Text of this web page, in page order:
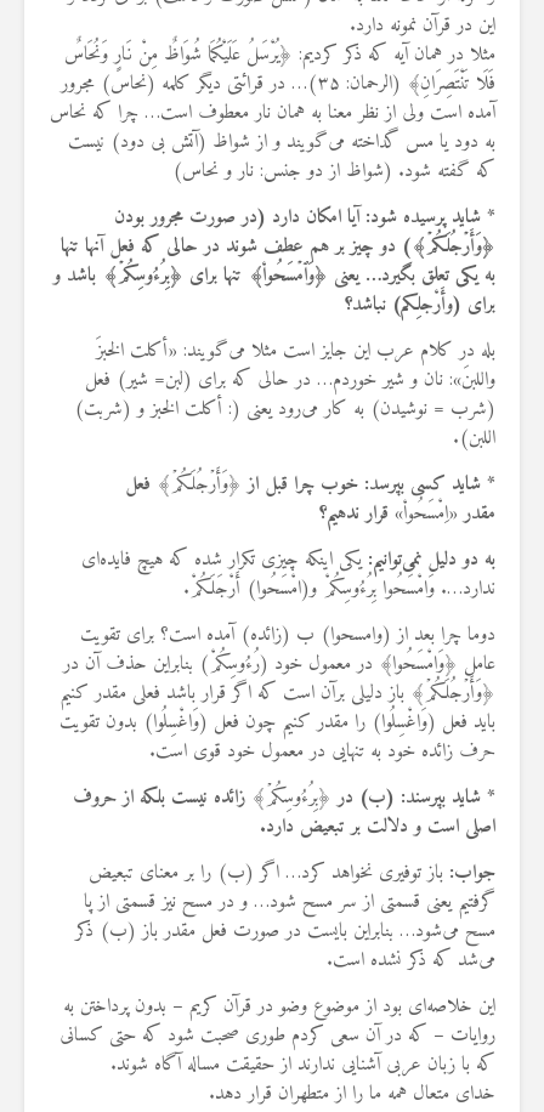
این در قرآن نمونه دارد.
مثلا در همان آیه که ذکر کردیم: ﴿یُرْسَلُ عَلَیْکُمَا شُوَاظٌ مِنْ نَارٍ وَنُحَاسٌ
فَلَا تَنْتَصِرَانِ﴾ (الرحمان: ۳۵)… در قرائتی دیگر کلمه (نحاس) مجرور
آمده است ولی از نظر معنا به همان نار معطوف است… چرا که نحاس
به دود یا مس گداخته می‌گویند و از شواظ (آتش بی دود) نیست
که گفته شود. (شواظ از دو جنس: نار و نحاس)
*شاید پرسیده شود: آیا امکان دارد (در صورت مجرور بودن
﴿وَأَرۡجُلَکُمۡ﴾) دو چیز بر هم عطف شوند در حالی که فعل آنها تنها
به یکی تعلق بگیرد… یعنی ﴿وَٱمۡسَحُواْ﴾ تنها برای ﴿بِرُءُوسِکُمۡ﴾ باشد و
برای (وأَرْجلِکم) نباشد؟
بله در کلام عرب این جایز است مثلا می‌گویند: «أکلت الخبزَ
واللبنَ»: نان و شیر خوردم… در حالی که برای (لبن= شیر) فعل
(شرب = نوشیدن) به کار می‌رود یعنی (: أکلت الخبز و (شربت)
اللبن).
*شاید کسی بپرسد: خوب چرا قبل از﴿وَأَرۡجُلَکُمۡ﴾ فعل
مقدر«اِمْسَحُواْ» قرار ندهیم؟
به دو دلیل نمی‌توانیم:یکی اینکه چیزی تکرار شده که هیچ فایده‌ای
ندارد…. وَامْسَحُوا بِرُءُوسِکُمْ و(امْسَحُوا) أَرْجَلَکُمْ.
دوما چرا بعد از (وامسحوا) ب (زائده) آمده است؟ برای تقویت
عامل ﴿وَامْسَحُوا﴾ در معمول خود (رُءُوسِکُمْ) بنابراین حذف آن در
﴿وَأَرۡجُلَکُمۡ﴾ باز دلیلی برآن است که اگر قرار باشد فعلی مقدر کنیم
باید فعل (وَاغْسِلُوا) را مقدر کنیم چون فعل (وَاغْسِلُوا) بدون تقویت
حرف زائده خود به تنهایی در معمول خود قوی است.
*شاید بپرسند: (ب) در﴿بِرُءُوسِکُمۡ﴾ زائده نیست بلکه از حروف
اصلی است و دلالت بر تبعیض دارد.
جواب: باز توفیری نخواهد کرد… اگر (ب) را بر معنای تبعیض
گرفتیم یعنی قسمتی از سر مسح شود… و در مسح نیز قسمتی از پا
مسح می‌شود… بنابراین بایست در صورت فعل مقدر باز (ب) ذکر
می‌شد که ذکر نشده است.
این خلاصه‌ای بود از موضوع وضو در قرآن کریم – بدون پرداختن به
روایات – که در آن سعی کردم طوری صحبت شود که حتی کسانی
که با زبان عربی آشنایی ندارند از حقیقت مساله آگاه شوند.
خدای متعال همه ما را از متطهران قرار دهد.